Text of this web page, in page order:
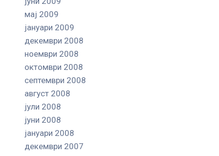
мај 2009
јануари 2009
декември 2008
ноември 2008
октомври 2008
септември 2008
август 2008
јули 2008
јуни 2008
јануари 2008
декември 2007